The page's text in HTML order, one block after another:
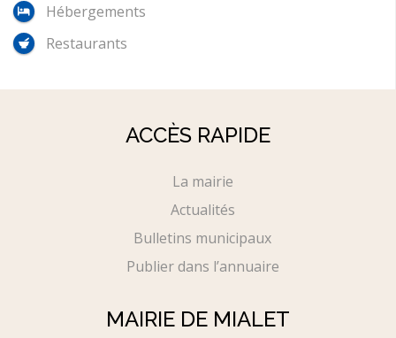
Hébergements
Restaurants
ACCÈS RAPIDE
La mairie
Actualités
Bulletins municipaux
Publier dans l’annuaire
MAIRIE DE MIALET